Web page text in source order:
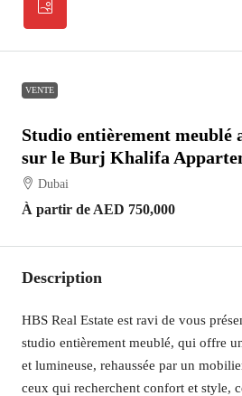
VENTE
Studio entièrement meublé
sur le Burj Khalifa
Dubai
À partir de AED 750,000
Description
HBS Real Estate est ravi de vous
studio entièrement meublé, qui offre
et lumineuse, rehaussée par un
ceux qui recherchent confort et style,